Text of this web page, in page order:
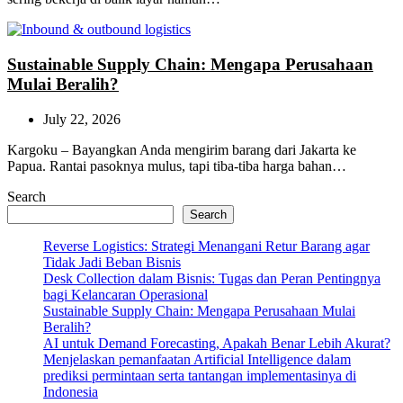
Sustainable Supply Chain: Mengapa Perusahaan
Mulai Beralih?
July 22, 2026
Kargoku – Bayangkan Anda mengirim barang dari Jakarta ke
Papua. Rantai pasoknya mulus, tapi tiba-tiba harga bahan…
Search
Search
Reverse Logistics: Strategi Menangani Retur Barang agar
Tidak Jadi Beban Bisnis
Desk Collection dalam Bisnis: Tugas dan Peran Pentingnya
bagi Kelancaran Operasional
Sustainable Supply Chain: Mengapa Perusahaan Mulai
Beralih?
AI untuk Demand Forecasting, Apakah Benar Lebih Akurat?
Menjelaskan pemanfaatan Artificial Intelligence dalam
prediksi permintaan serta tantangan implementasinya di
Indonesia